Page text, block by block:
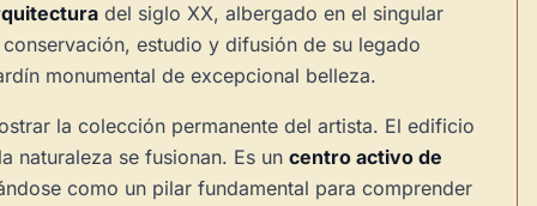
del siglo XX, albergado en el singular
estudio y difusión de su legado
monumental de excepcional belleza.
la colección permanente del artista. El edificio
naturaleza se fusionan. Es un centro activo de
como un pilar fundamental para comprender